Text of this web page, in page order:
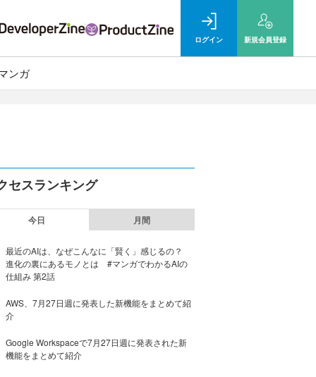
ログイン 新規会員登録
ンガ
セスランキング
今日 月間
最近のAIは、なぜこんなに「賢く」感じるの？
進化の裏にあるモノとは #マンガでわかるAIの
仕組み 第2話
AWS、7月27日週に発表した新機能をまとめて紹
介
Google Workspaceで7月27日週に発表された新
機能をまとめて紹介